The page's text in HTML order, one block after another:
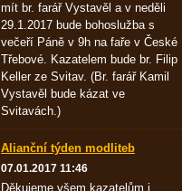
mít br. farář Vystavěl a v neděli
29.1.2017 bude bohoslužba s
večeří Páně v 9h na faře v České
Třebové. Kazatelem bude br. Filip
Keller ze Svitav. (Br. farář Kamil
Vystavěl bude kázat ve
Svitavách.)
Alianční týden modliteb
07.01.2017 11:46
Děkujeme všem kazatelům i